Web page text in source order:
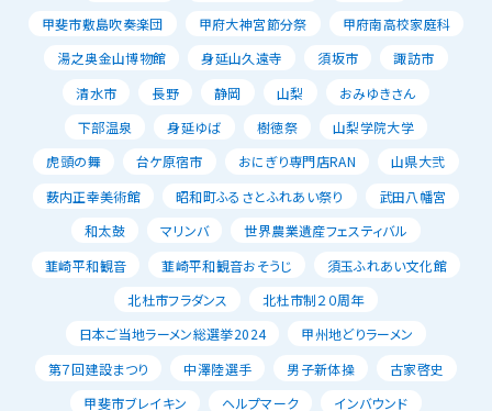
甲斐市敷島吹奏楽団
甲府大神宮節分祭
甲府南高校家庭科
湯之奥金山博物館
身延山久遠寺 須坂市
諏訪市
清水市
長野 静岡 山梨
おみゆきさん
下部温泉
身延ゆば 樹徳祭
山梨学院大学
虎頭の舞
台ケ原宿市 おにぎり専門店RAN
山県大弐
薮内正幸美術館
昭和町ふるさとふれあい祭り
武田八幡宮
和太鼓
マリンバ
世界農業遺産フェスティバル
韮崎平和観音
韮崎平和観音おそうじ
須玉ふれあい文化館
北杜市フラダンス
北杜市制２０周年
日本ご当地ラーメン総選挙2024
甲州地どりラーメン
第７回建設まつり
中澤陸選手 男子新体操
古家啓史
甲斐市ブレイキン
ヘルプマーク
インバウンド